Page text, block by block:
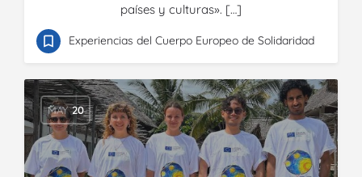
países y culturas». […]
Experiencias del Cuerpo Europeo de Solidaridad
MAY 20